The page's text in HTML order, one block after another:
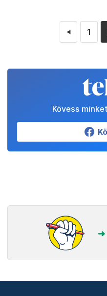
◄ 1
Kövess